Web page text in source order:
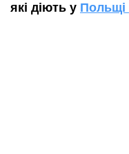
які діють у Польщі